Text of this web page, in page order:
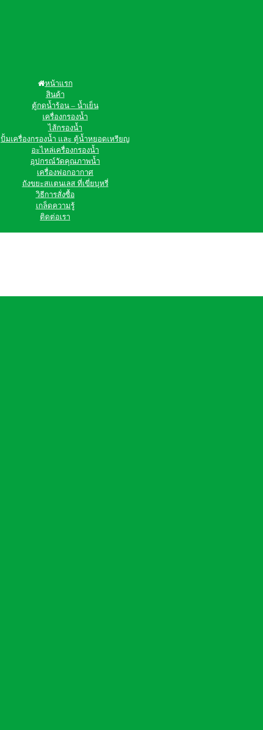
หน้าแรก
สินค้า
ตู้กดน้ำร้อน – น้ำเย็น
เครื่องกรองน้ำ
ไส้กรองน้ำ
ปั้มเครื่องกรองน้ำ และ ตู้น้ำหยอดเหรียญ
อะไหล่เครื่องกรองน้ำ
อุปกรณ์วัดคุณภาพน้ำ
เครื่องฟอกอากาศ
ถังขยะสแตนเลส ที่เขี่ยบุหรี่
วิธีการสั่งซื้อ
เกล็ดความรู้
ติดต่อเรา